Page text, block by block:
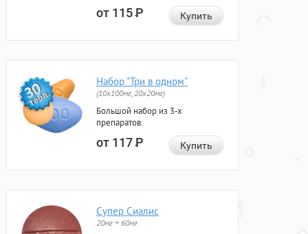
от 115Р Купить
Набор "Три в одном"
(10x100мг, 20x20мг)
Большой набор из 3-х
препаратов.
от 117Р Купить
Супер Сиалис
20мг + 60мг